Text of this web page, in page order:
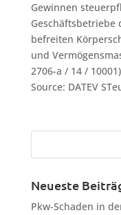
Gewinnen
Geschäftsbetriebe
befreiten
und
2706-a / 14 /
Source: DATEV
Neueste
Pkw-Schaden in